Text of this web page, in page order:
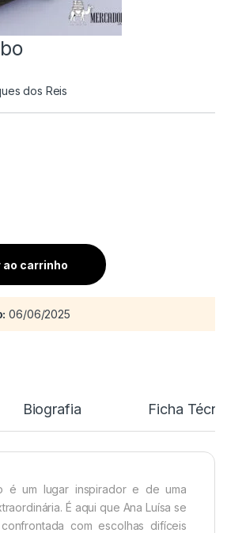
dos Reis
carrinho
06/06/2025
Biografia Ficha
é um lugar inspirador e de uma
É aqui que Ana Luísa se
com escolhas difíceis